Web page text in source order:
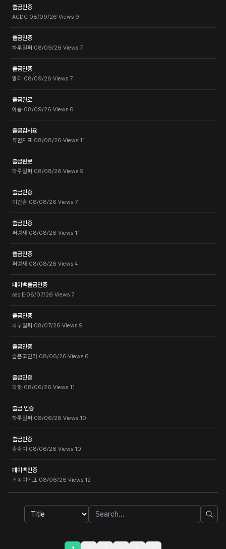
출금인증
ACDC·08/09/26·Views 9
출금인증
하루일퍼·08/09/26·Views 7
출금인증
옐티 ·08/09/26·Views 7
출금완료
아름·08/09/26·Views 6
출금감사요
휴먼지표·08/08/26·Views 11
출금완료
하루일퍼·08/08/26·Views 9
출금인증
이건승·08/08/26·Views 7
출금인증
퍼렁새 ·08/08/26·Views 11
출금인증
퍼렁새 ·08/08/26·Views 4
페이백출금인증
seolE·08/07/26·Views 7
출금인증
하루일퍼·08/07/26·Views 9
출금인증
슬픈코인러·08/06/26·Views 6
출금인증
하핫·08/06/26·Views 11
출금 인증
하루일퍼·08/06/26·Views 10
출금인증
숭숭이·08/06/26·Views 10
페이백인증
귀농이목표·08/06/26·Views 12